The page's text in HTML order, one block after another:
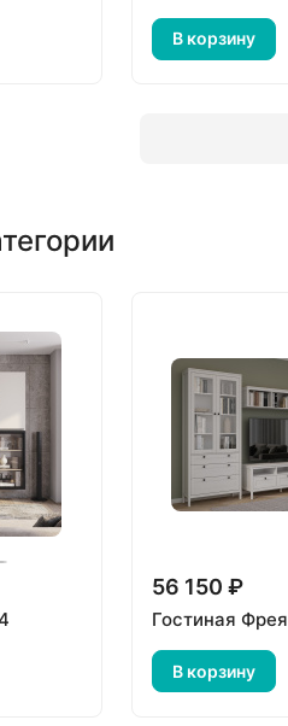
В корзину
56 150 ₽
Гостиная Фрея
В корзину